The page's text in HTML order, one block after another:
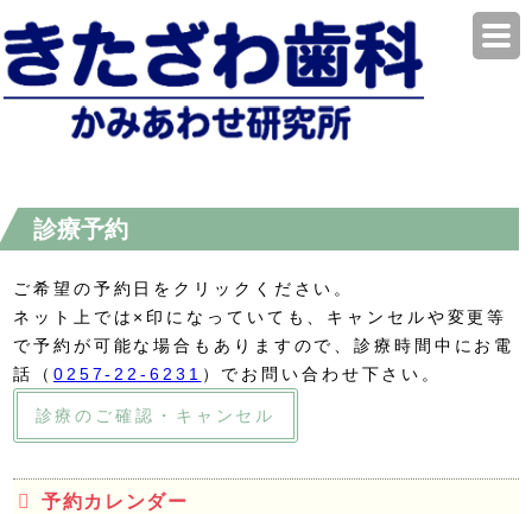
診療予約
ご希望の予約日をクリックください。
ネット上では×印になっていても、キャンセルや変更等
で予約が可能な場合もありますので、診療時間中にお電
話（ 0257-22-6231 ）でお問い合わせ下さい。
診療のご確認・キャンセル
予約カレンダー